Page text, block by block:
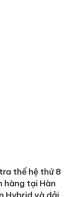
thế hệ thứ 8
hàng tại Hàn